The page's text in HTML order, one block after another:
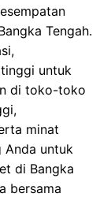
Tengah.
untuk
di toko-toko
minat
Anda untuk
di Bangka
bersama